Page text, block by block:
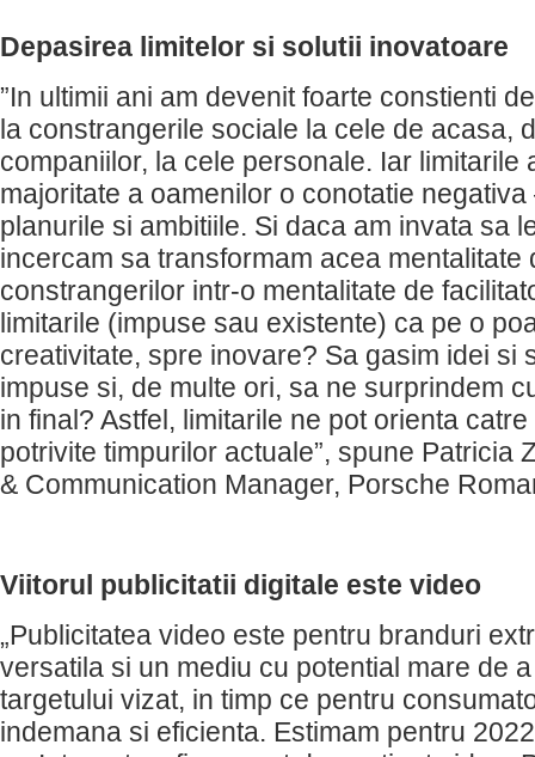
Depasirea limitelor si solutii inovatoare
”In ultimii ani am devenit foarte constienti
la constrangerile sociale la cele de acasa,
companiilor, la cele personale. Iar limitarile
majoritate a oamenilor o conotatie
planurile si ambitiile. Si daca am invata sa
incercam sa transformam acea mentalitate
constrangerilor intr-o mentalitate de
limitarile (impuse sau existente) ca pe o
creativitate, spre inovare? Sa gasim idei si
impuse si, de multe ori, sa ne surprindem
in final? Astfel, limitarile ne pot orienta
potrivite timpurilor actuale”, spune Patricia
& Communication Manager, Porsche
Viitorul publicitatii digitale este video
„Publicitatea video este pentru branduri
versatila si un mediu cu potential mare de
targetului vizat, in timp ce pentru
indemana si eficienta. Estimam pentru